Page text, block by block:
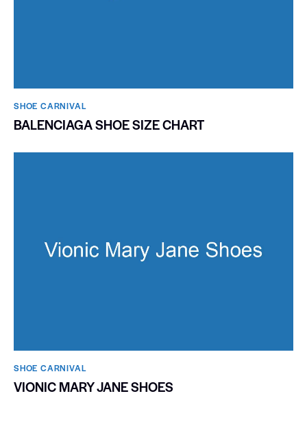
SHOE CARNIVAL​
BALENCIAGA SHOE SIZE CHART
SHOE CARNIVAL​
VIONIC MARY JANE SHOES